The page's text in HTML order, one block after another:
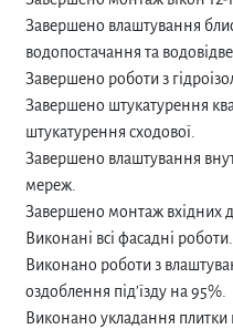
Завершено влаштування
водопостачання та
Завершено роботи з
Завершено штукатурення
штукатурення сходової.
Завершено влаштування
мереж.
Завершено монтаж вхідних
Виконані всі фасадні роботи.
Виконано роботи з
оздоблення під’їзду на 95%.
Виконано укладання